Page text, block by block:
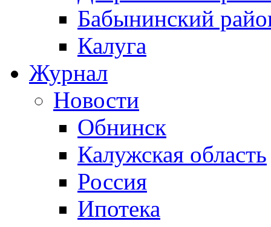
Бабынинский
Калуга
Журнал
Новости
Обнинск
Калужская область
Россия
Ипотека